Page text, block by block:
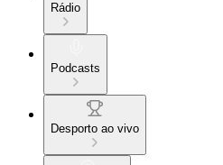
Rádio
Podcasts
Desporto ao vivo